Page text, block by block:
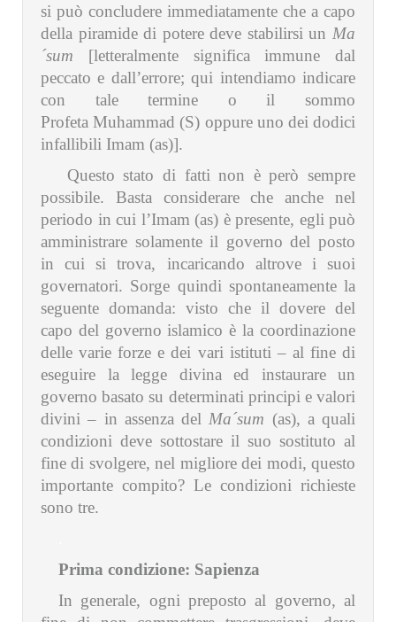
si può concludere immediatamente che a capo
della piramide di potere deve stabilirsi un Ma
´sum [letteralmente significa immune dal
peccato e dall’errore; qui intendiamo indicare
con tale termine o il sommo
Profeta Muhammad (S) oppure uno dei dodici
infallibili Imam (as)].
Questo stato di fatti non è però sempre
possibile. Basta considerare che anche nel
periodo in cui l’Imam (as) è presente, egli può
amministrare solamente il governo del posto
in cui si trova, incaricando altrove i suoi
governatori. Sorge quindi spontaneamente la
seguente domanda: visto che il dovere del
capo del governo islamico è la coordinazione
delle varie forze e dei vari istituti – al fine di
eseguire la legge divina ed instaurare un
governo basato su determinati principi e valori
divini – in assenza del Ma´sum (as), a quali
condizioni deve sottostare il suo sostituto al
fine di svolgere, nel migliore dei modi, questo
importante compito? Le condizioni richieste
sono tre.
Prima condizione: Sapienza
In generale, ogni preposto al governo, al